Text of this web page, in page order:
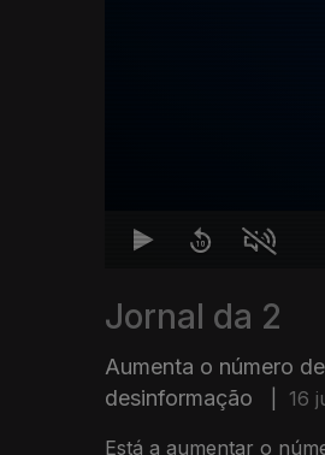
Jornal da 2
Aumenta o número
desinformação
16
Está a aumentar o